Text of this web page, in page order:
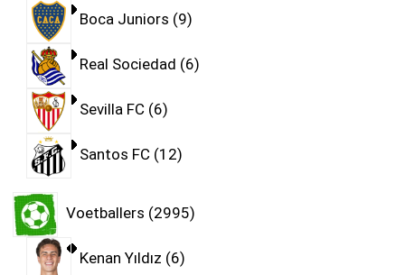
Boca Juniors 9
Real Sociedad 6
Sevilla FC 6
Santos FC 12
Voetballers 2995
Kenan Yıldız 6